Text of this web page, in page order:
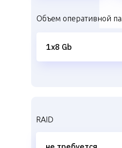
Объем оперативной
RAID